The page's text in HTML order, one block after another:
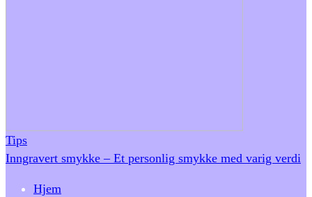
Tips
Inngravert smykke – Et personlig smykke med varig verdi
Hjem